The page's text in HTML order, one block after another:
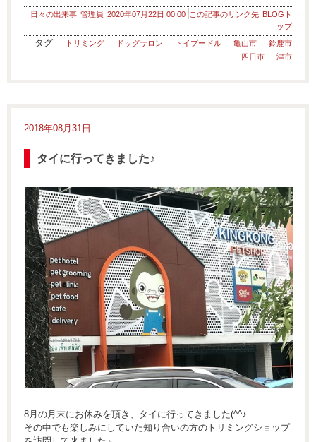
日々の出来事 管理員 2020年07月22日 00:00 この記事のリンク先 BLOGト
ップ
タグ トリミング ドッグサロン トイプードル 亀山市
鈴鹿市
四日市
津市
2018年08月31日
タイに行ってきました♪
8月の月末にお休みを頂き、タイに行ってきました(^^♪
その中でも楽しみにしていた知り合いの方のトリミングショップ